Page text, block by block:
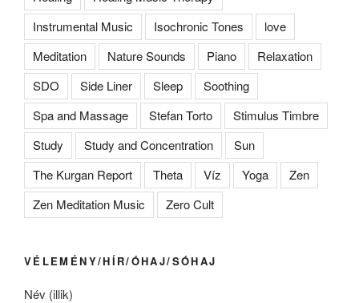
Instrumental Music
Isochronic Tones
love
Meditation
Nature Sounds Piano
Relaxation
SDO
Side Liner Sleep
Soothing
Spa and Massage
Stefan Torto
Stimulus Timbre
Study
Study and Concentration
Sun
The Kurgan Report
Theta Víz Yoga
Zen
Zen Meditation Music
Zero Cult
VÉLEMÉNY/HÍR/ÓHAJ/SÓHAJ
Név (illik)